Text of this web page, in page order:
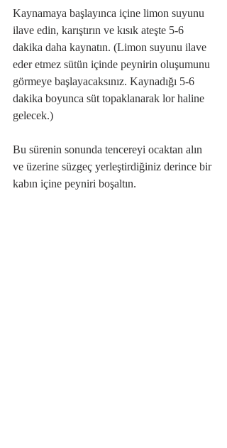
Kaynamaya başlayınca içine limon suyunu
ilave edin, karıştırın ve kısık ateşte 5-6
dakika daha kaynatın. (Limon suyunu ilave
eder etmez sütün içinde peynirin oluşumunu
görmeye başlayacaksınız. Kaynadığı 5-6
dakika boyunca süt topaklanarak lor haline
gelecek.)
Bu sürenin sonunda tencereyi ocaktan alın
ve üzerine süzgeç yerleştirdiğiniz derince bir
kabın içine peyniri boşaltın.